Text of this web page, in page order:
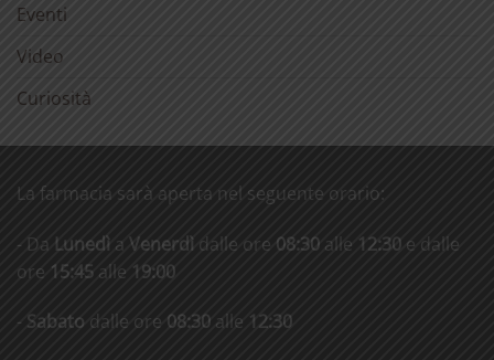
Eventi
Video
Curiosità
La farmacia sarà aperta nel seguente orario:
- Da Lunedì a Venerdì dalle ore 08:30 alle 12:30 e dalle
ore 15:45 alle 19:00
- Sabato dalle ore 08:30 alle 12:30